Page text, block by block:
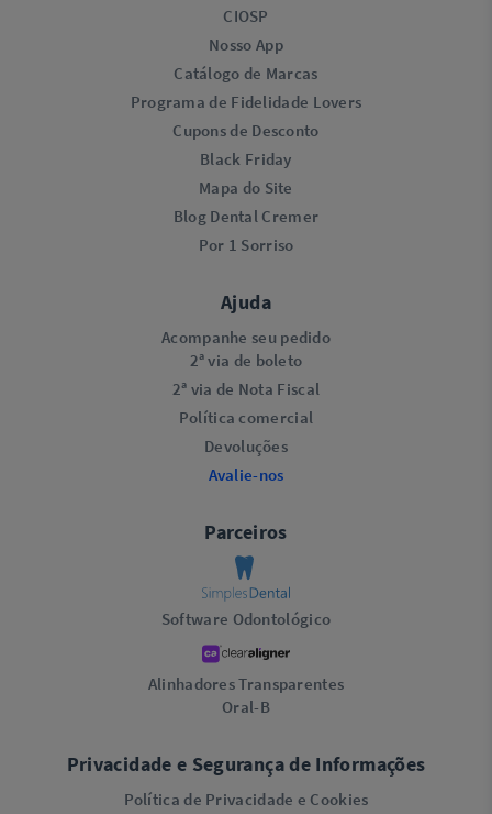
CIOSP
Nosso App
Catálogo de Marcas
Programa de Fidelidade Lovers​
Cupons de Desconto
Black Friday
Mapa do Site
Blog Dental Cremer
Por 1 Sorriso
Ajuda
Acompanhe seu pedido
2ª via de boleto
2ª via de Nota Fiscal
Política comercial
Devoluções
Avalie-nos
Parceiros
Software Odontológico
Alinhadores Transparentes
Oral-B
Privacidade e Segurança de Informações
Política de Privacidade e Cookies